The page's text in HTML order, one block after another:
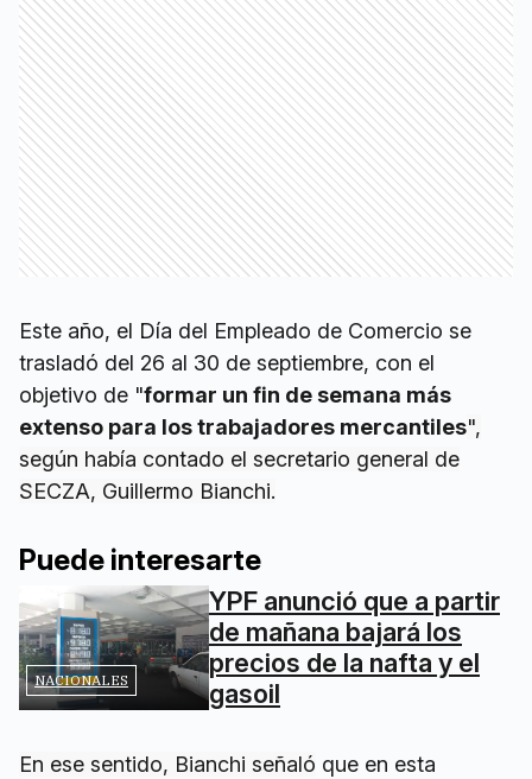
Este año, el Día del Empleado de Comercio se
trasladó del 26 al 30 de septiembre, con el
objetivo de "formar un fin de semana más
extenso para los trabajadores mercantiles",
según había contado el secretario general de
SECZA, Guillermo Bianchi.
Puede interesarte
NACIONALES
YPF anunció que a partir
de mañana bajará los
precios de la nafta y el
gasoil
En ese sentido, Bianchi señaló que en esta